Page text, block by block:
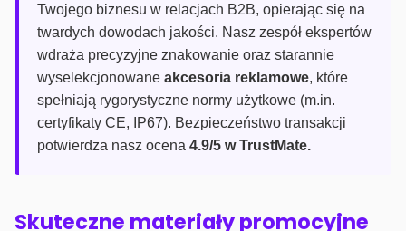
Twojego biznesu w relacjach B2B, opierając się na
twardych dowodach jakości. Nasz zespół ekspertów
wdraża precyzyjne znakowanie oraz starannie
wyselekcjonowane akcesoria reklamowe, które
spełniają rygorystyczne normy użytkowe (m.in.
certyfikaty CE, IP67). Bezpieczeństwo transakcji
potwierdza nasz ocena 4.9/5 w TrustMate.
Skuteczne materiały promocyjne